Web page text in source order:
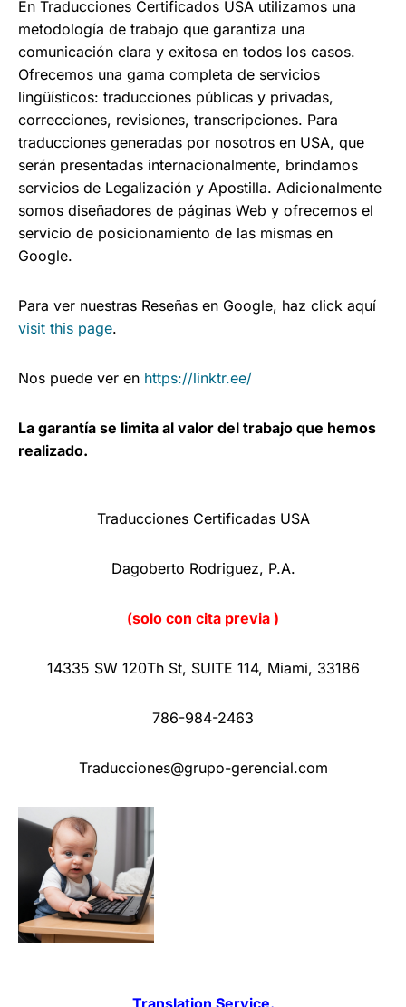
En Traducciones Certificados USA utilizamos una
metodología de trabajo que garantiza una
comunicación clara y exitosa en todos los casos.
Ofrecemos una gama completa de servicios
lingüísticos: traducciones públicas y privadas,
correcciones, revisiones, transcripciones. Para
traducciones generadas por nosotros en USA, que
serán presentadas internacionalmente, brindamos
servicios de Legalización y Apostilla. Adicionalmente
somos diseñadores de páginas Web y ofrecemos el
servicio de posicionamiento de las mismas en
Google.
Para ver nuestras Reseñas en Google, haz click aquí
visit this page.
Nos puede ver en https://linktr.ee/
La garantía se limita al valor del trabajo que hemos
realizado.
Traducciones Certificadas USA
Dagoberto Rodriguez, P.A.
(solo con cita previa )
14335 SW 120Th St, SUITE 114, Miami, 33186
786-984-2463
Traducciones@grupo-gerencial.com